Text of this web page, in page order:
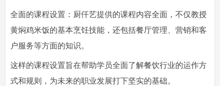
全面的课程设置：厨仟艺提供的课程内容全面，不仅教授
黄焖鸡米饭的基本烹饪技能，还包括餐厅管理、营销和客
户服务等方面的知识。
这样的课程设置旨在帮助学员全面了解餐饮行业的运作方
式和规则，为未来的职业发展打下坚实的基础。